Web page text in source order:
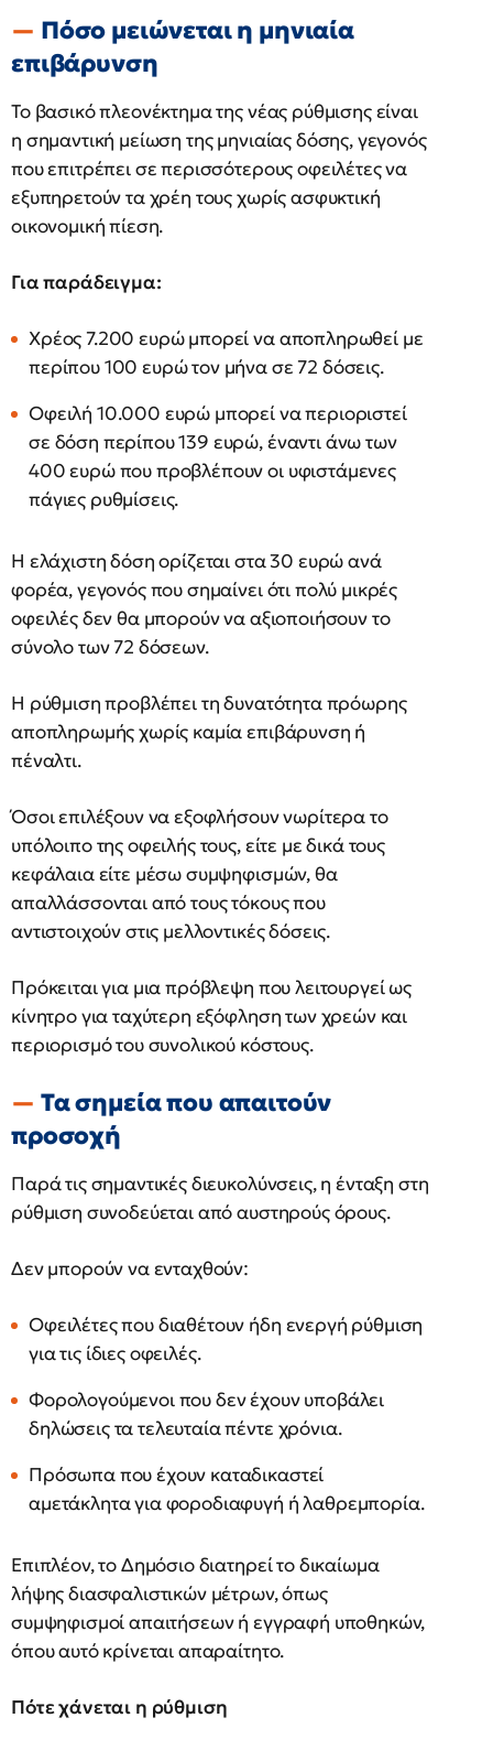
Πόσο μειώνεται η μηνιαία
επιβάρυνση
Το βασικό πλεονέκτημα της νέας ρύθμισης είναι
η σημαντική μείωση της μηνιαίας δόσης, γεγονός
που επιτρέπει σε περισσότερους οφειλέτες να
εξυπηρετούν τα χρέη τους χωρίς ασφυκτική
οικονομική πίεση.
Για παράδειγμα:
Χρέος 7.200 ευρώ μπορεί να αποπληρωθεί με
περίπου 100 ευρώ τον μήνα σε 72 δόσεις.
Οφειλή 10.000 ευρώ μπορεί να περιοριστεί
σε δόση περίπου 139 ευρώ, έναντι άνω των
400 ευρώ που προβλέπουν οι υφιστάμενες
πάγιες ρυθμίσεις.
Η ελάχιστη δόση ορίζεται στα 30 ευρώ ανά
φορέα, γεγονός που σημαίνει ότι πολύ μικρές
οφειλές δεν θα μπορούν να αξιοποιήσουν το
σύνολο των 72 δόσεων.
Η ρύθμιση προβλέπει τη δυνατότητα πρόωρης
αποπληρωμής χωρίς καμία επιβάρυνση ή
πέναλτι.
Όσοι επιλέξουν να εξοφλήσουν νωρίτερα το
υπόλοιπο της οφειλής τους, είτε με δικά τους
κεφάλαια είτε μέσω συμψηφισμών, θα
απαλλάσσονται από τους τόκους που
αντιστοιχούν στις μελλοντικές δόσεις.
Πρόκειται για μια πρόβλεψη που λειτουργεί ως
κίνητρο για ταχύτερη εξόφληση των χρεών και
περιορισμό του συνολικού κόστους.
Τα σημεία που απαιτούν
προσοχή
Παρά τις σημαντικές διευκολύνσεις, η ένταξη στη
ρύθμιση συνοδεύεται από αυστηρούς όρους.
Δεν μπορούν να ενταχθούν:
Οφειλέτες που διαθέτουν ήδη ενεργή ρύθμιση
για τις ίδιες οφειλές.
Φορολογούμενοι που δεν έχουν υποβάλει
δηλώσεις τα τελευταία πέντε χρόνια.
Πρόσωπα που έχουν καταδικαστεί
αμετάκλητα για φοροδιαφυγή ή λαθρεμπορία.
Επιπλέον, το Δημόσιο διατηρεί το δικαίωμα
λήψης διασφαλιστικών μέτρων, όπως
συμψηφισμοί απαιτήσεων ή εγγραφή υποθηκών,
όπου αυτό κρίνεται απαραίτητο.
Πότε χάνεται η ρύθμιση